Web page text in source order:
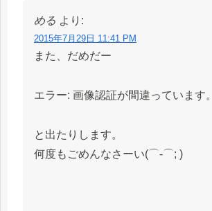
める より:
2015年7月29日 11:41 PM
また、だめだー
エラー: 画像認証が間違っています。
と出たりします。
何度もごめんなさーい(⌒-⌒; )